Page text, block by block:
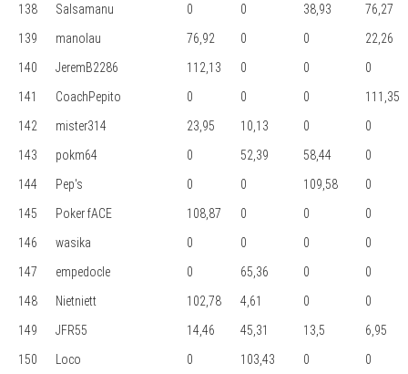
138
Salsamanu 0 0 38,93
76,27
139
manolau 76,92 0 0
22,26
140
JeremB2286 112,13 0 0
0
141
CoachPepito 0 0 0
111,35
142
mister314 23,95 10,13 0
0
143
pokm64 0 52,39 58,44
0
144
Pep's 0 0 109,58
0
145
Poker fACE 108,87 0 0
0
146
wasika 0 0 0
0
147
empedocle 0 65,36 0
0
148
Nietniett 102,78 4,61 0
0
149
JFR55 14,46 45,31 13,5
6,95
150
Loco 0 103,43 0
0